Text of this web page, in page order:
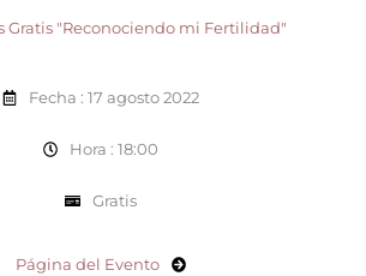
Gratis "Reconociendo mi Fertilidad"
Fecha : 17 agosto 2022
Hora : 18:00
Gratis
Página del Evento